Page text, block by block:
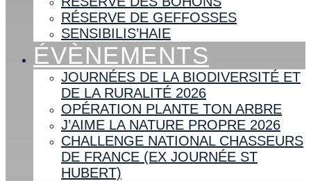
RÉSERVE DE GEFFOSSES
SENSIBILIS’HAIE
ÉVÈNEMENTS
JOURNÉES DE LA BIODIVERSITÉ ET
DE LA RURALITÉ 2026
OPÉRATION PLANTE TON ARBRE
J’AIME LA NATURE PROPRE 2026
CHALLENGE NATIONAL CHASSEURS
DE FRANCE (EX JOURNÉE ST
HUBERT)